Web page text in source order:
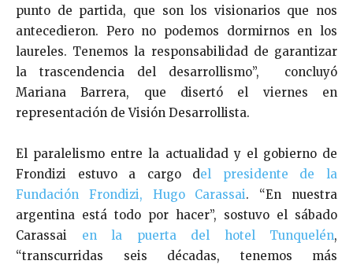
punto de partida, que son los visionarios que nos
antecedieron. Pero no podemos dormirnos en los
laureles. Tenemosla responsabilidad de garantizar
la trascendencia del desarrollismo”, concluyó
Mariana Barrera, que disertó el viernes en
representación de Visión Desarrollista.
El paralelismo entre la actualidad y el gobierno de
Frondizi estuvo a cargo del presidente de la
Fundación Frondizi, Hugo Carassai. “En nuestra
argentina está todo por hacer”, sostuvo el sábado
Carassai en la puerta del hotel Tunquelén,
“transcurridas seis décadas, tenemos más